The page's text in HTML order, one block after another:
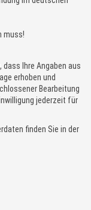
muss!
Ihre Angaben aus
erhoben und
Bearbeitung
jederzeit für
finden Sie in der